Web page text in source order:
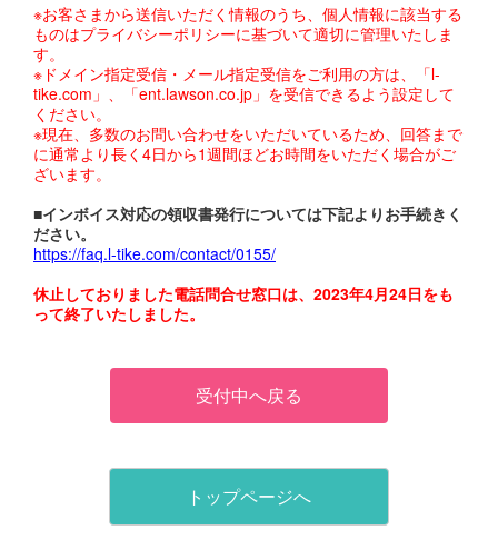
※お客さまから送信いただく情報のうち、個人情報に該当する
ものはプライバシーポリシーに基づいて適切に管理いたしま
す。
※ドメイン指定受信・メール指定受信をご利用の方は、「l-
tike.com」、「ent.lawson.co.jp」を受信できるよう設定して
ください。
※現在、多数のお問い合わせをいただいているため、回答まで
に通常より長く4日から1週間ほどお時間をいただく場合がご
ざいます。
■インボイス対応の領収書発行については下記よりお手続きく
ださい。
https://faq.l-tike.com/contact/0155/
休止しておりました電話問合せ窓口は、2023年4月24日をも
って終了いたしました。
受付中へ戻る
トップページへ